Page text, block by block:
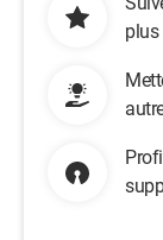
plus